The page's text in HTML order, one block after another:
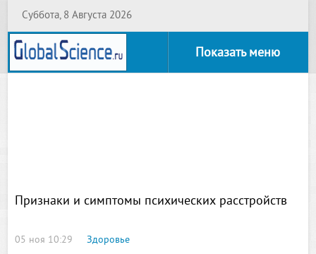
Суббота, 8 Августа 2026
Показать меню
Признаки и симптомы психических расстройств
05 ноя 10:29
Здоровье